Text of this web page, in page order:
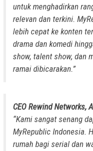
untuk menghadirkan
relevan dan terkini.
lebih cepat ke konten
drama dan komedi
show, talent show, dan
ramai dibicarakan.”
CEO Rewind Networks,
“Kami sangat senang
MyRepublic Indonesia.
rumah bagi serial dan